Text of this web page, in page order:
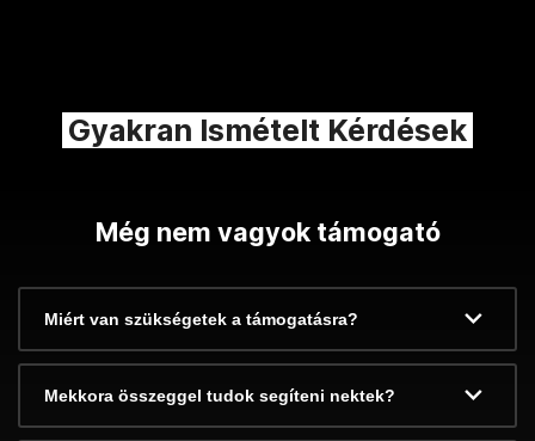
Gyakran Ismételt Kérdések
Még nem vagyok támogató
Miért van szükségetek a támogatásra?
Mekkora összeggel tudok segíteni nektek?